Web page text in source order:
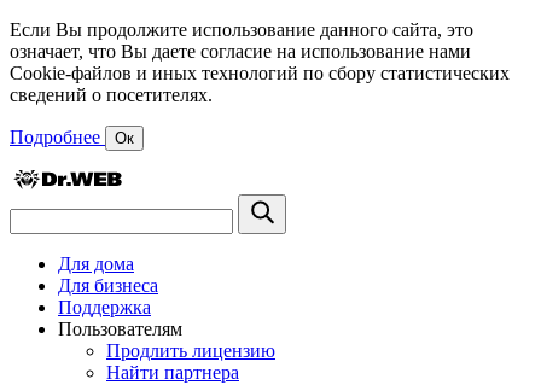
Если Вы продолжите использование данного сайта, это
означает, что Вы даете согласие на использование нами
Cookie-файлов и иных технологий по сбору статистических
сведений о посетителях.
Подробнее Ок
Для дома
Для бизнеса
Поддержка
Пользователям
Продлить лицензию
Найти партнера